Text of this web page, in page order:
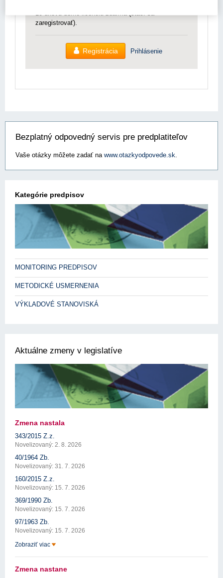
10-dňovú demo licenciu zdarma (stačí sa
zaregistrovať).
Registrácia Prihlásenie
Bezplatný odpovedný servis pre predplatiteľov
Vaše otázky môžete zadať na www.otazkyodpovede.sk.
Kategórie predpisov
MONITORING PREDPISOV
METODICKÉ USMERNENIA
VÝKLADOVÉ STANOVISKÁ
Aktuálne zmeny v legislatíve
Zmena nastala
343/2015 Z.z.
Novelizovaný: 2. 8. 2026
40/1964 Zb.
Novelizovaný: 31. 7. 2026
160/2015 Z.z.
Novelizovaný: 15. 7. 2026
369/1990 Zb.
Novelizovaný: 15. 7. 2026
97/1963 Zb.
Novelizovaný: 15. 7. 2026
Zobraziť viac
Zmena nastane